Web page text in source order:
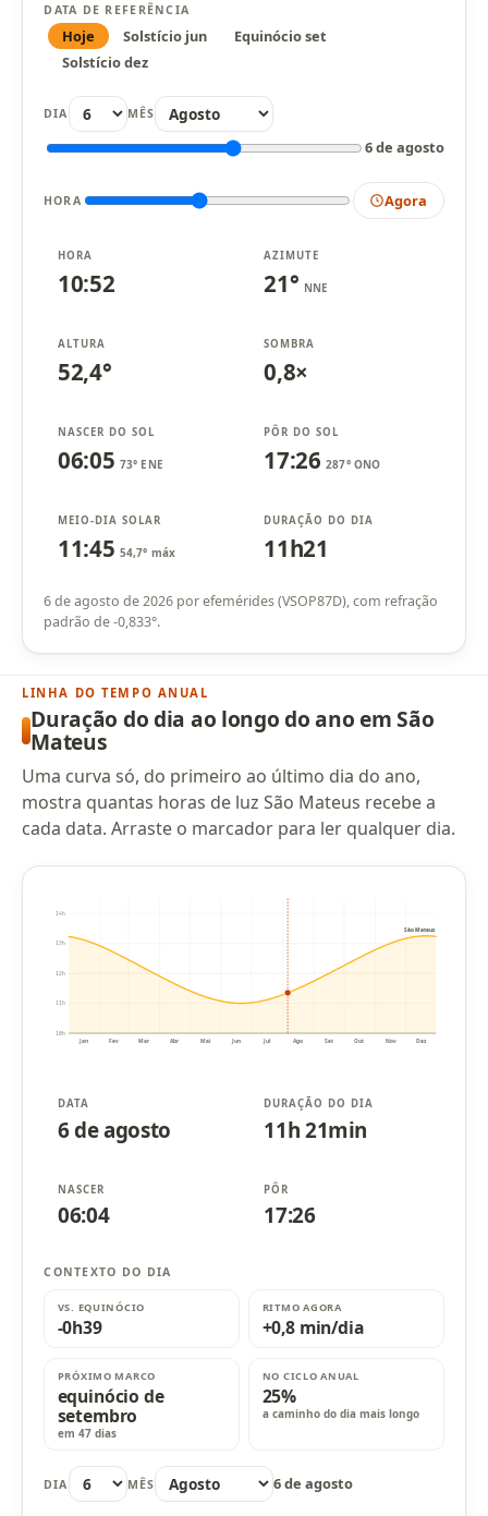
DATA DE REFERÊNCIA
Hoje Solstício jun
Equinócio set
Solstício dez
DIA MÊS
6 de agosto
HORA Agora
HORA
10:52
AZIMUTE
21° NNE
ALTURA
52,4°
SOMBRA
0,8×
NASCER DO SOL
06:05 73° ENE
PÔR DO SOL
17:26 287° ONO
MEIO-DIA SOLAR
11:45 54,7° máx
DURAÇÃO DO DIA
11h21
6 de agosto de 2026 por efemérides (VSOP87D), com refração
padrão de -0,833°.
LINHA DO TEMPO ANUAL
Duração do dia ao longo do ano em São
Mateus
Uma curva só, do primeiro ao último dia do ano,
mostra quantas horas de luz São Mateus recebe a
cada data. Arraste o marcador para ler qualquer dia.
10h
11h
12h
13h
14h
Jan Fev Mar Abr Mai Jun Jul Ago Set Out Nov Dez
São Mateus
DATA
6 de agosto
DURAÇÃO DO DIA
11h 21min
NASCER
06:04
PÔR
17:26
CONTEXTO DO DIA
VS. EQUINÓCIO
-0h39
RITMO AGORA
+0,8 min/dia
PRÓXIMO MARCO
equinócio de
setembro
em 47 dias
NO CICLO ANUAL
25%
a caminho do dia mais longo
DIA MÊS 6 de agosto